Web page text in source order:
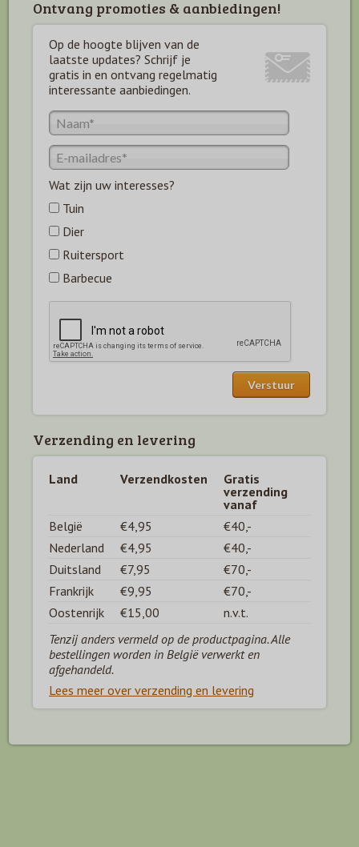
Ontvang promoties & aanbiedingen!
Op de hoogte blijven van de
laatste updates? Schrijf je
gratis in en ontvang regelmatig
interessante aanbiedingen.
Wat zijn uw interesses?
Tuin
Dier
Ruitersport
Barbecue
Verzending en levering
Land Verzendkosten
Gratis
verzending
vanaf
België
€4,95
€40,-
Nederland
€4,95
€40,-
Duitsland
€7,95
€70,-
Frankrijk
€9,95
€70,-
Oostenrijk
€15,00
n.v.t.
Tenzij anders vermeld op de productpagina. Alle
bestellingen worden in België verwerkt en
afgehandeld.
Lees meer over verzending en levering